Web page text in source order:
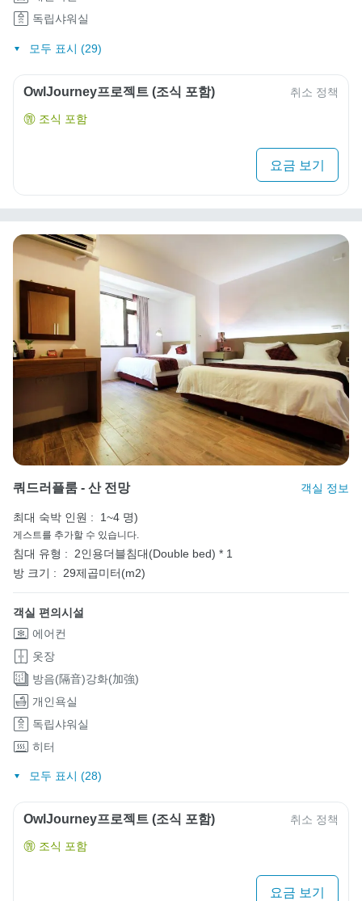
독립샤워실
모두 표시 (29)
OwlJourney프로젝트 (조식 포함) 취소 정책
조식 포함
요금 보기
쿼드러플룸 - 산 전망 객실 정보
최대 숙박 인원 : 1~4 명)
게스트를 추가할 수 있습니다.
침대 유형 :
2인용더블침대(Double bed) * 1
방 크기 :
29제곱미터(m2)
객실 편의시설
에어컨
옷장
방음(隔音)강화(加強)
개인욕실
독립샤워실
히터
모두 표시 (28)
OwlJourney프로젝트 (조식 포함) 취소 정책
조식 포함
요금 보기